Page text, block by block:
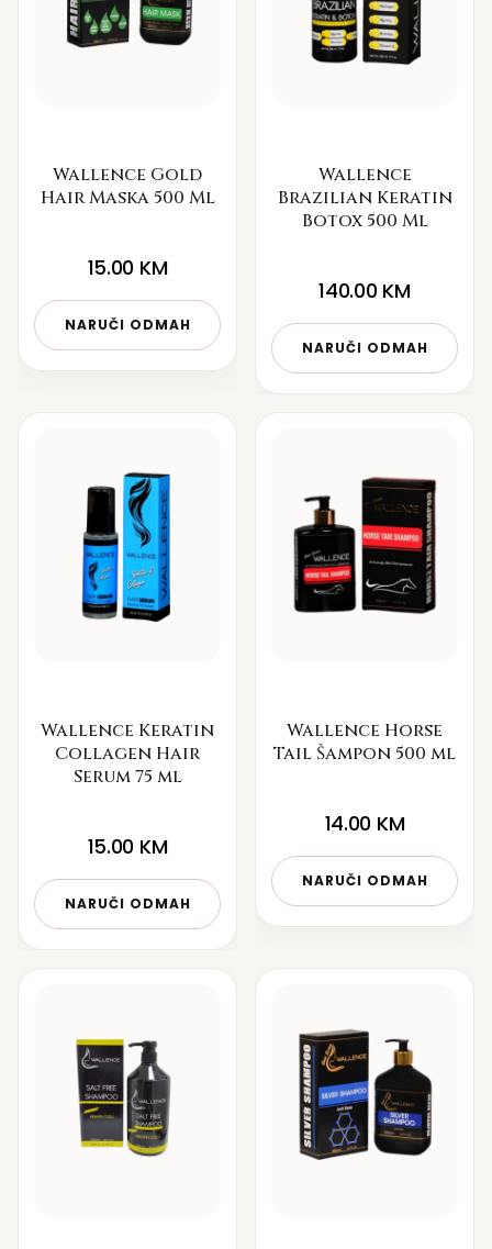
Wallence Gold
Hair Maska 500 Ml
15.00 KM
NARUČI ODMAH
Wallence
Brazilian Keratin
Botox 500 Ml
140.00 KM
NARUČI ODMAH
Wallence Keratin
Collagen Hair
Serum 75 ml
15.00 KM
NARUČI ODMAH
Wallence Horse
Tail Šampon 500 ml
14.00 KM
NARUČI ODMAH